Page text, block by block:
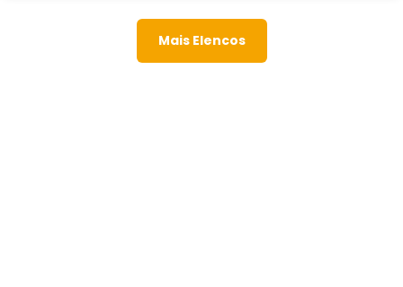
Mais Elencos